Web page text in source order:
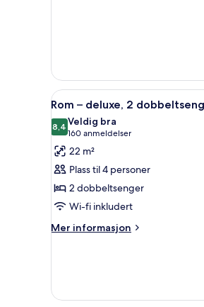
dobbeltsenger
Åpne
alle
bildene
av
Rom
–
deluxe,
2
dobbeltsenger
5
Rom – deluxe, 2
8,48,4 av 10
Veldig bra
160 anmeldelser
(160
anmeldelser)
22 m²
Plass til 4 personer
2 dobbeltsenger
Wi-fi inkludert
Mer informasjon
Mer
deluxe,